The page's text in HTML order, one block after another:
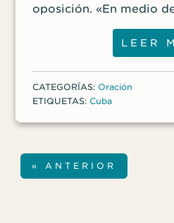
oposición. «En medio
pandemia y las muertes
coronavirus, la iglesia
dijo un trabajador del
hermanos y hermanas
creyentes continúen
evangelio sin importar
aquí para conocer más
LEER
CATEGORÍAS: Oración
ETIQUETAS: Cuba
« ANTERIOR